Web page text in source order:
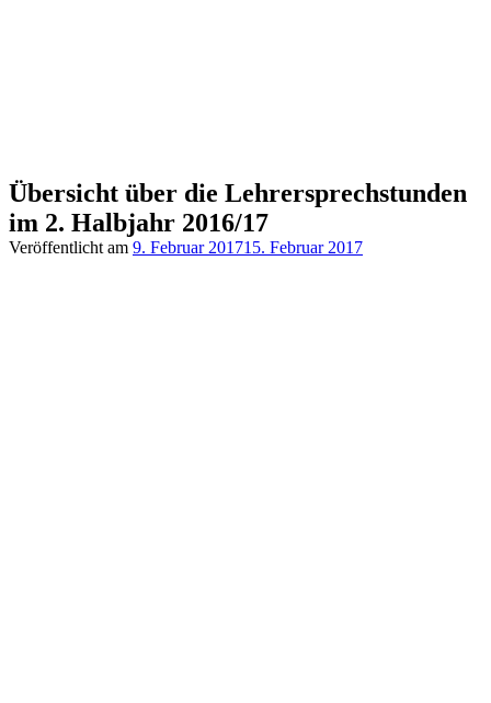
Übersicht über die Lehrersprechstunden
im 2. Halbjahr 2016/17
Veröffentlicht am 9. Februar 201715. Februar 2017